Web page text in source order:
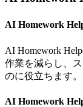
AI Homework
AI Homework
作業を減らし、
のに役立ちます。
AI Homework